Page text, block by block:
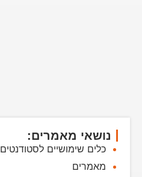
נושאי מאמרים:
כלים שימושיים לסטודנטים
מאמרים